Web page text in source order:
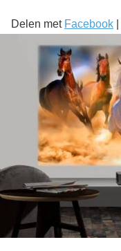
Delen met Facebook